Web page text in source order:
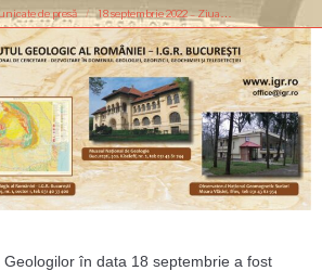
de presă 18 septembrie 2022 – Ziua…
în data 18 septembrie a fost